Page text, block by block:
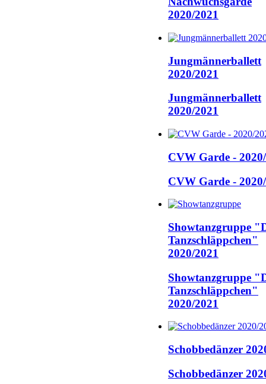
2020/2021
Jungmännerballett
2020/2021
Jungmännerballett
2020/2021
CVW Garde -
CVW Garde -
Showtanzgruppe
Tanzschläppchen"
2020/2021
Showtanzgruppe
Tanzschläppchen"
2020/2021
Schobbedänzer
Schobbedänzer